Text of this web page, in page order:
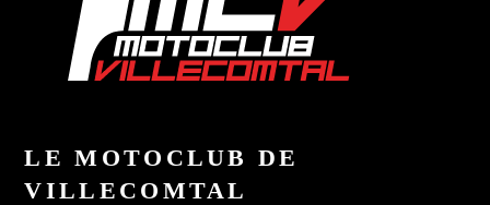
LE MOTOCLUB DE
VILLECOMTAL